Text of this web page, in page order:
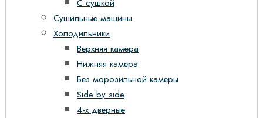
С сушкой
Сушильные машины
Холодильники
Верхняя камера
Нижняя камера
Без морозильной камеры
Side by side
4-х дверные